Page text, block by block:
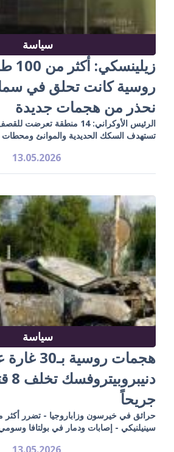
سياسة
روسية كانت تحلق في سماء
نحذر من هجمات جديدة
تستهدف السكك الحديدية والموانئ ومحطات
13.05.2026
سياسة
هجمات روسية
جريحاً
سينيلنيكي - إصابات ودمار في بولتافا